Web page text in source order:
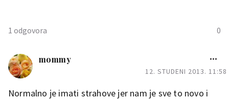
1 odgovora 0
mommy
12. STUDENI 2013. 11:58
Normalno je imati strahove jer nam je sve to novo i